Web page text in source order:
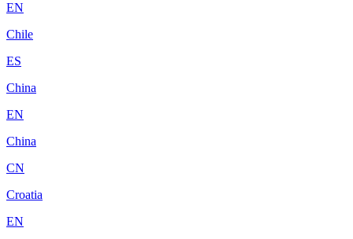
EN
Chile
ES
China
EN
China
CN
Croatia
EN